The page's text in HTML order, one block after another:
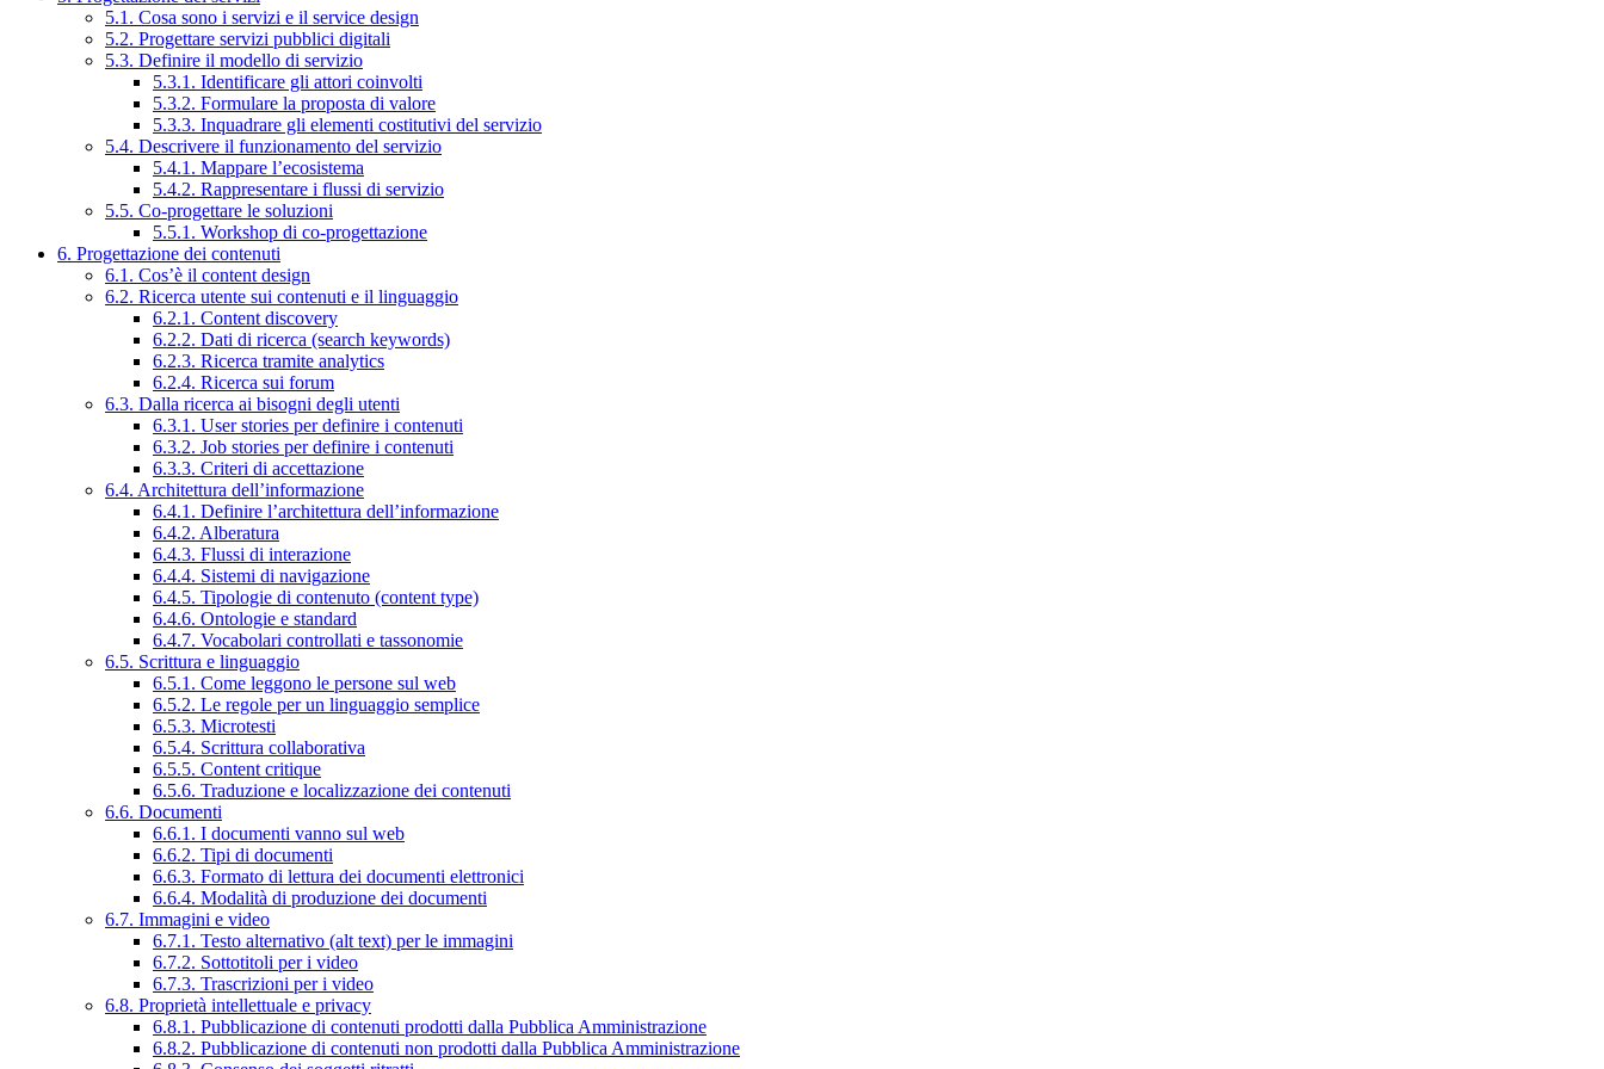
5.1. Cosa sono i servizi e il service design
5.2. Progettare servizi pubblici digitali
5.3. Definire il modello di servizio
5.3.1. Identificare gli attori coinvolti
5.3.2. Formulare la proposta di valore
5.3.3. Inquadrare gli elementi costitutivi del servizio
5.4. Descrivere il funzionamento del servizio
5.4.1. Mappare l’ecosistema
5.4.2. Rappresentare i flussi di servizio
5.5. Co-progettare le soluzioni
5.5.1. Workshop di co-progettazione
6. Progettazione dei contenuti
6.1. Cos’è il content design
6.2. Ricerca utente sui contenuti e il linguaggio
6.2.1. Content discovery
6.2.2. Dati di ricerca (search keywords)
6.2.3. Ricerca tramite analytics
6.2.4. Ricerca sui forum
6.3. Dalla ricerca ai bisogni degli utenti
6.3.1. User stories per definire i contenuti
6.3.2. Job stories per definire i contenuti
6.3.3. Criteri di accettazione
6.4. Architettura dell’informazione
6.4.1. Definire l’architettura dell’informazione
6.4.2. Alberatura
6.4.3. Flussi di interazione
6.4.4. Sistemi di navigazione
6.4.5. Tipologie di contenuto (content type)
6.4.6. Ontologie e standard
6.4.7. Vocabolari controllati e tassonomie
6.5. Scrittura e linguaggio
6.5.1. Come leggono le persone sul web
6.5.2. Le regole per un linguaggio semplice
6.5.3. Microtesti
6.5.4. Scrittura collaborativa
6.5.5. Content critique
6.5.6. Traduzione e localizzazione dei contenuti
6.6. Documenti
6.6.1. I documenti vanno sul web
6.6.2. Tipi di documenti
6.6.3. Formato di lettura dei documenti elettronici
6.6.4. Modalità di produzione dei documenti
6.7. Immagini e video
6.7.1. Testo alternativo (alt text) per le immagini
6.7.2. Sottotitoli per i video
6.7.3. Trascrizioni per i video
6.8. Proprietà intellettuale e privacy
6.8.1. Pubblicazione di contenuti prodotti dalla Pubblica Amministrazione
6.8.2. Pubblicazione di contenuti non prodotti dalla Pubblica Amministrazione